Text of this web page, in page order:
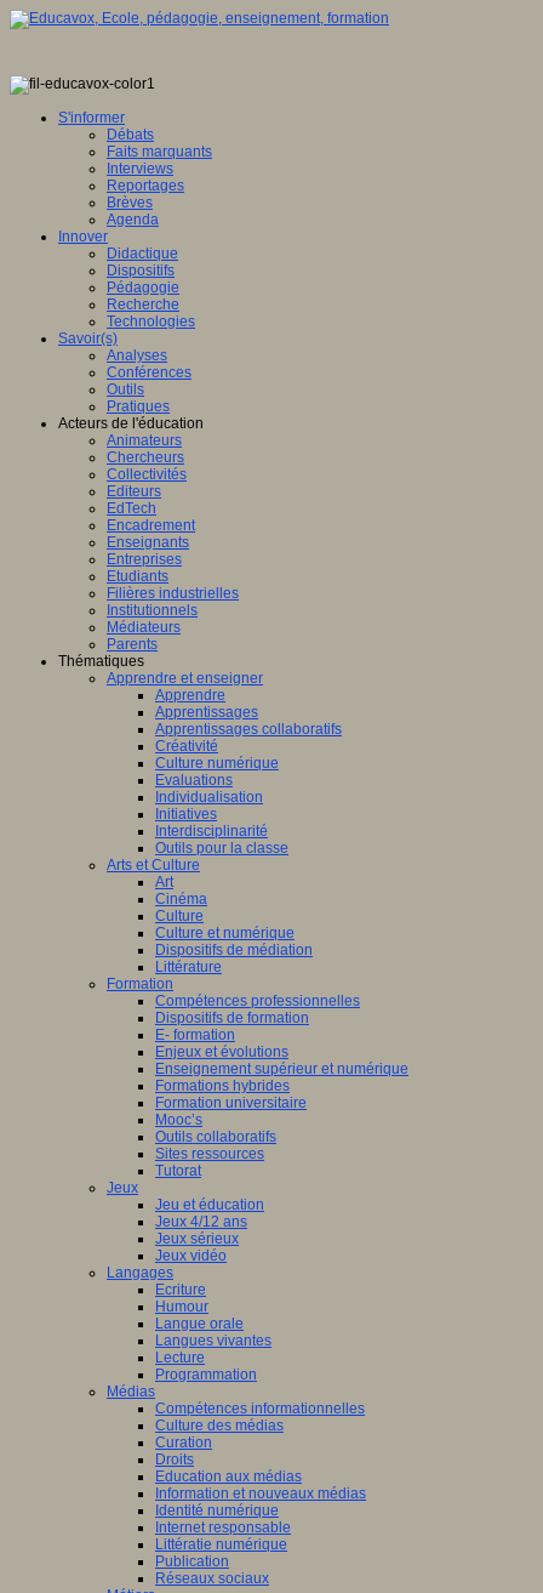
S'informer
Débats
Faits marquants
Interviews
Reportages
Brèves
Agenda
Innover
Didactique
Dispositifs
Pédagogie
Recherche
Technologies
Savoir(s)
Analyses
Conférences
Outils
Pratiques
Acteurs de l'éducation
Animateurs
Chercheurs
Collectivités
Editeurs
EdTech
Encadrement
Enseignants
Entreprises
Etudiants
Filières industrielles
Institutionnels
Médiateurs
Parents
Thématiques
Apprendre et enseigner
Apprendre
Apprentissages
Apprentissages collaboratifs
Créativité
Culture numérique
Evaluations
Individualisation
Initiatives
Interdisciplinarité
Outils pour la classe
Arts et Culture
Art
Cinéma
Culture
Culture et numérique
Dispositifs de médiation
Littérature
Formation
Compétences professionnelles
Dispositifs de formation
E- formation
Enjeux et évolutions
Enseignement supérieur et numérique
Formations hybrides
Formation universitaire
Mooc’s
Outils collaboratifs
Sites ressources
Tutorat
Jeux
Jeu et éducation
Jeux 4/12 ans
Jeux sérieux
Jeux vidéo
Langages
Ecriture
Humour
Langue orale
Langues vivantes
Lecture
Programmation
Médias
Compétences informationnelles
Culture des médias
Curation
Droits
Education aux médias
Information et nouveaux médias
Identité numérique
Internet responsable
Littératie numérique
Publication
Réseaux sociaux